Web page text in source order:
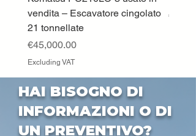
vendita – Escavatore cingolato
21 tonnellate
Price
€45,000.00
Excluding VAT
Price
HAI BISOGNO DI
INFORMAZIONI O DI
UN PREVENTIVO?